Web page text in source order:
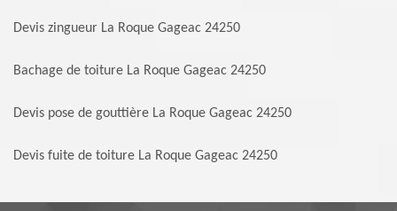
Devis zingueur La Roque Gageac 24250
Bachage de toiture La Roque Gageac 24250
Devis pose de gouttière La Roque Gageac 24250
Devis fuite de toiture La Roque Gageac 24250